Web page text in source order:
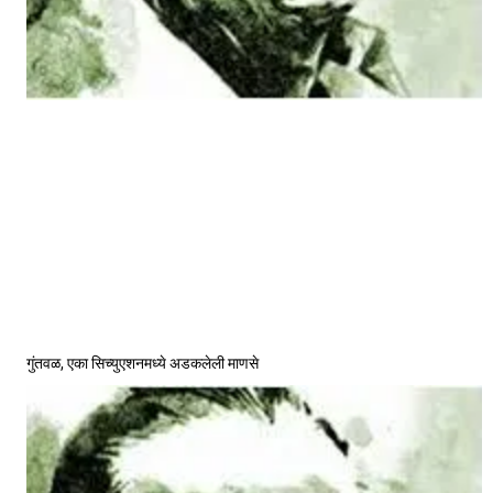
गुंतवळ, एका सिच्युएशनमध्ये अडकलेली माणसे